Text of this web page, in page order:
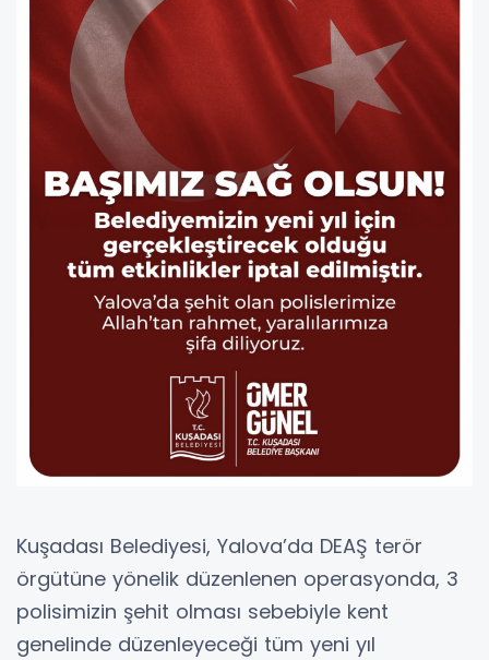
Kuşadası Belediyesi, Yalova’da DEAŞ terör
örgütüne yönelik düzenlenen operasyonda, 3
polisimizin şehit olması sebebiyle kent
genelinde düzenleyeceği tüm yeni yıl